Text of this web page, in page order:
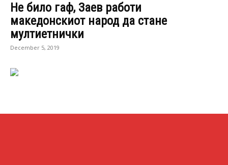
Не било гаф, Заев работи
македонскиот народ да стане
мултиетнички
December 5, 2019